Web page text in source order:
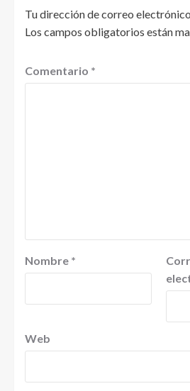
Tu dirección de correo
Los campos obligatorios están
Comentario *
Nombre *
Web